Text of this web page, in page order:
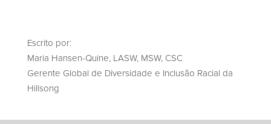
Escrito por:
Maria Hansen-Quine, LASW, MSW, CSC
Gerente Global de Diversidade e Inclusão Racial da
Hillsong